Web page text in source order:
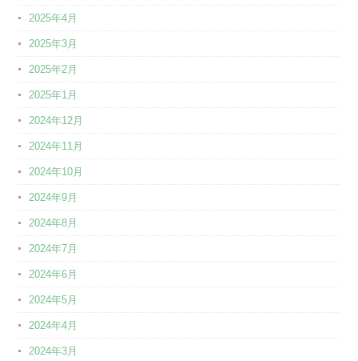
2025年4月
2025年3月
2025年2月
2025年1月
2024年12月
2024年11月
2024年10月
2024年9月
2024年8月
2024年7月
2024年6月
2024年5月
2024年4月
2024年3月